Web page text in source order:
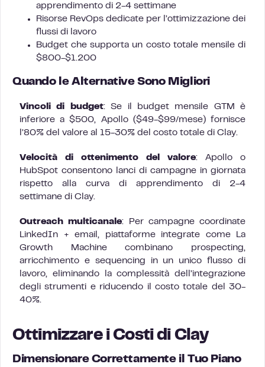
apprendimento di 2-4 settimane
Risorse RevOps dedicate per l’ottimizzazione dei
flussi di lavoro
Budget che supporta un costo totale mensile di
$800-$1.200
Quando le Alternative Sono Migliori
Vincoli di budget: Se il budget mensile GTM è
inferiore a $500, Apollo ($49-$99/mese) fornisce
l’80% del valore al 15-30% del costo totale di Clay.
Velocità di ottenimento del valore: Apollo o
HubSpot consentono lanci di campagne in giornata
rispetto alla curva di apprendimento di 2-4
settimane di Clay.
Outreach multicanale: Per campagne coordinate
LinkedIn + email, piattaforme integrate come La
Growth Machine combinano prospecting,
arricchimento e sequencing in un unico flusso di
lavoro, eliminando la complessità dell’integrazione
degli strumenti e riducendo il costo totale del 30-
40%.
Ottimizzare i Costi di Clay
Dimensionare Correttamente il Tuo Piano